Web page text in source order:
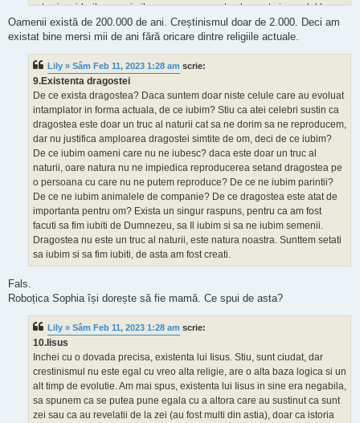
rata sinuciderilor era similara cu cea prezenta, doar rata in randul lor a
crescut.
Ne indepartam de ideea de familie, gen fratii Tate care invatau barbatii
functioneaza, este o viata seaca, fara esenta.
Femeile americane aplauda liberarea sexuala a femeilor, dar aceste
femei devin din ce mai deprimate, cu probleme psihice, emotionale.
Majoritatea femeilor care promoveaza aceasta eliberare sunt pe pastile
sau droguri, de ce?
De ce nu functioneaza niciuna din regulile noastre? De ce regulile
acelor pescari de acum 2000 de ani au functionat, iar ale noastre nu?
Oamenii există de 200.000 de ani. Creștinismul doar de 2.000. Deci am
existat bine mersi mii de ani fără oricare dintre religiile actuale.
Lily » Sâm Feb 11, 2023 1:28 am scrie:
9.Existenta dragostei
De ce exista dragostea? Daca suntem doar niste celule care au evoluat
intamplator in forma actuala, de ce iubim? Stiu ca atei celebri sustin ca
dragostea este doar un truc al naturii cat sa ne dorim sa ne reproducem,
dar nu justifica amploarea dragostei simtite de om, deci de ce iubim?
De ce iubim oameni care nu ne iubesc? daca este doar un truc al
naturii, oare natura nu ne impiedica reproducerea setand dragostea pe
o persoana cu care nu ne putem reproduce? De ce ne iubim parintii?
De ce ne iubim animalele de companie? De ce dragostea este atat de
importanta pentru om? Exista un singur raspuns, pentru ca am fost
facuti sa fim iubiti de Dumnezeu, sa Il iubim si sa ne iubim semenii.
Dragostea nu este un truc al naturii, este natura noastra. Sunttem setati
sa iubim si sa fim iubiti, de asta am fost creati.
Fals.
Roboțica Sophia își dorește să fie mamă. Ce spui de asta?
Lily » Sâm Feb 11, 2023 1:28 am scrie:
10.Iisus
Inchei cu o dovada precisa, existenta lui Iisus. Stiu, sunt ciudat, dar
crestinismul nu este egal cu vreo alta religie, are o alta baza logica si un
alt timp de evolutie. Am mai spus, existenta lui Iisus in sine era negabila,
sa spunem ca se putea pune egala cu a altora care au sustinut ca sunt
zei sau ca au revelatii de la zei (au fost multi din astia), doar ca istoria